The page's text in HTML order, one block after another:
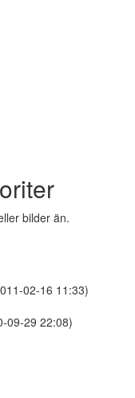
bilder än.
02-16 11:33)
09-29 22:08)